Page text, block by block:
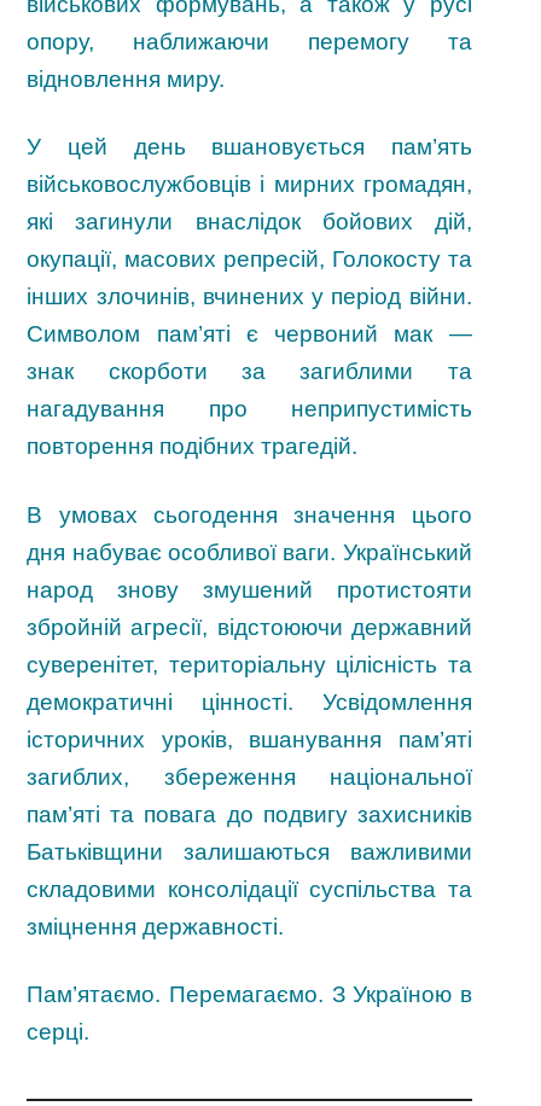
опору, наближаючи перемогу та
відновлення миру.
У цей день вшановується пам’ять
військовослужбовців і мирних громадян,
які загинули внаслідок бойових дій,
окупації, масових репресій, Голокосту та
інших злочинів, вчинених у період війни.
Символом пам’яті є червоний мак —
знак скорботи за загиблими та
нагадування про неприпустимість
повторення подібних трагедій.
В умовах сьогодення значення цього
дня набуває особливої ваги. Український
народ знову змушений протистояти
збройній агресії, відстоюючи державний
суверенітет, територіальну цілісність та
демократичні цінності. Усвідомлення
історичних уроків, вшанування пам’яті
загиблих, збереження національної
пам’яті та повага до подвигу захисників
Батьківщини залишаються важливими
складовими консолідації суспільства та
зміцнення державності.
Пам’ятаємо. Перемагаємо. З Україною в
серці.